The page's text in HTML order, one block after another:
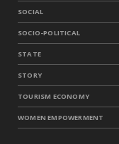
SOCIAL
SOCIO-POLITICAL
STATE
STORY
TOURISM ECONOMY
WOMEN EMPOWERMENT